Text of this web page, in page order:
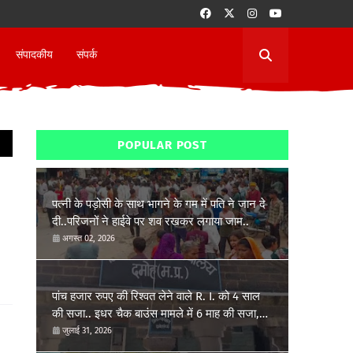
संपादकीय संपर्क
POPULAR POST
पत्नी के पड़ोसी के साथ भागने के गम में पति ने जान दे
दी..परिजनों ने हाईवे पर शव रखकर लगाया जाम..
अगस्त 02, 2026
पांच हजार रुपए की रिश्वत लेने वाले R. I. को 4 साल
की सजा.. इधर चैक बाउंस मामले में 6 माह की सजा,
7,52,054 रूपये प्रतिकर देना होगा..
जुलाई 31, 2026